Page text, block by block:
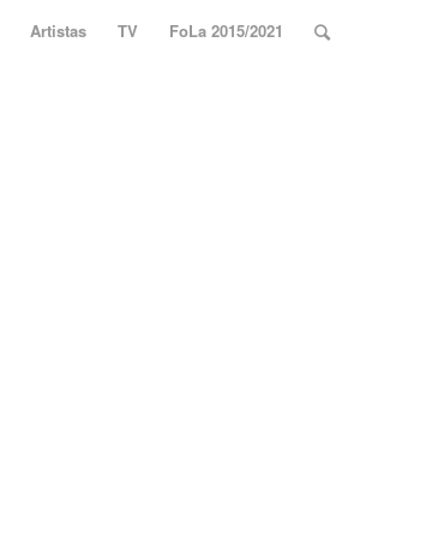
Artistas TV FoLa 2015/2021